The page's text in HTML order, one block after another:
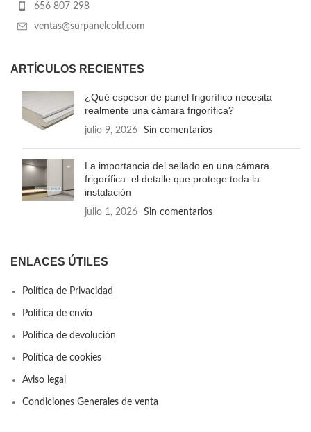
656 807 298
ventas@surpanelcold.com
ARTÍCULOS RECIENTES
¿Qué espesor de panel frigorífico necesita
realmente una cámara frigorífica?
julio 9, 2026 Sin comentarios
La importancia del sellado en una cámara
frigorífica: el detalle que protege toda la
instalación
julio 1, 2026 Sin comentarios
ENLACES ÚTILES
Política de Privacidad
Política de envío
Política de devolución
Política de cookies
Aviso legal
Condiciones Generales de venta